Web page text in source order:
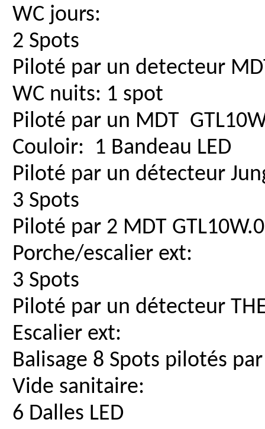
WC jours:
2 Spots
Piloté par un detecteur
WC nuits: 1 spot
Piloté par un MDT
Couloir: 1 Bandeau LED
Piloté par un détecteur
3 Spots
Piloté par 2 MDT
Porche/escalier ext:
3 Spots
Piloté par un détecteur
Escalier ext:
Balisage 8 Spots pilotés
Vide sanitaire:
6 Dalles LED